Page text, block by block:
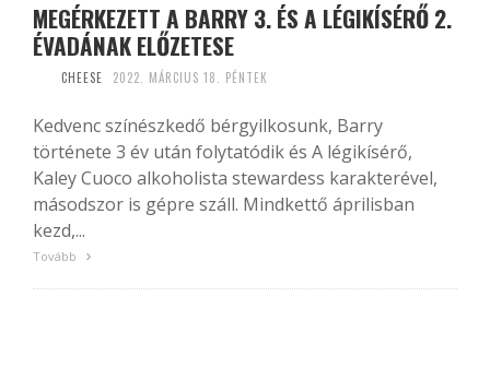
MEGÉRKEZETT A BARRY 3. ÉS A LÉGIKÍSÉRŐ 2.
ÉVADÁNAK ELŐZETESE
CHEESE 2022. MÁRCIUS 18. PÉNTEK
Kedvenc színészkedő bérgyilkosunk, Barry
története 3 év után folytatódik és A légikísérő,
Kaley Cuoco alkoholista stewardess karakterével,
másodszor is gépre száll. Mindkettő áprilisban
kezd,...
Tovább